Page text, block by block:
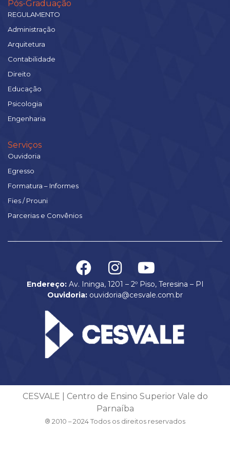
Pós-Graduação
REGULAMENTO
Administração
Arquitetura
Contabilidade
Direito
Educação
Psicologia
Engenharia
Serviços
Ouvidoria
Egresso
Formatura – Informes
Fies / Prouni
Parcerias e Convênios
Endereço:Av. Ininga, 1201 – 2º Piso, Teresina – PI
Ouvidoria: ouvidoria@cesvale.com.br
CESVALE | Centro de Ensino Superior Vale do
Parnaíba
® 2010 – 2024 Todos os direitos reservados